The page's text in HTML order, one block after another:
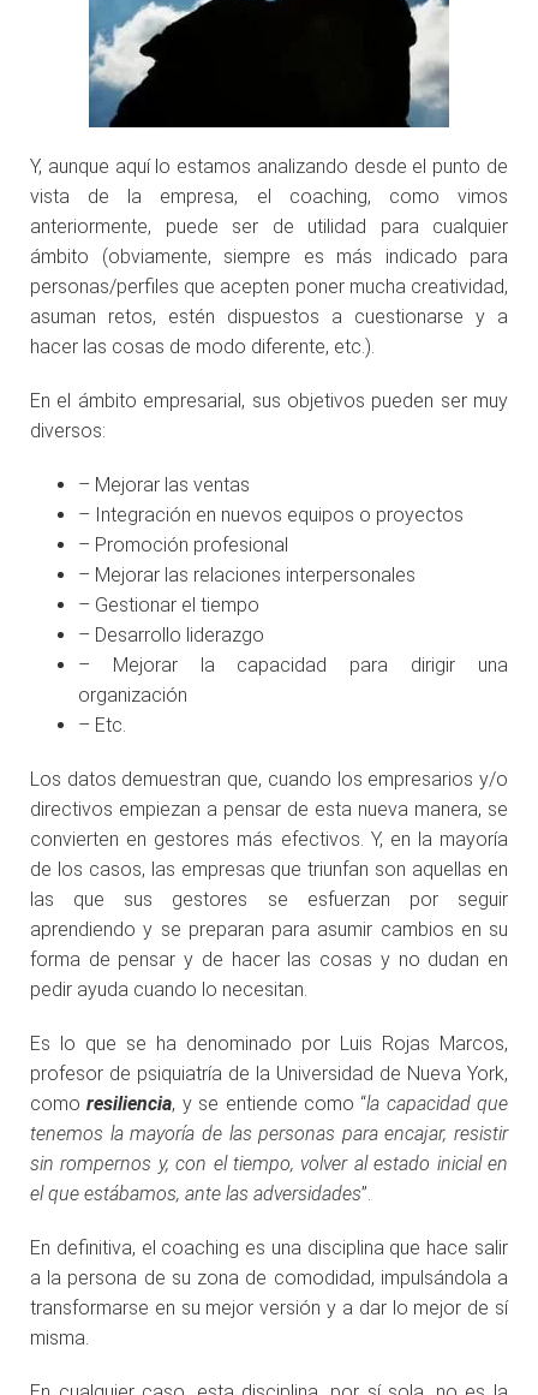
Y, aunque aquí lo estamos analizando desde el punto de
vista de la empresa, el coaching, como vimos
anteriormente, puede ser de utilidad para cualquier
ámbito (obviamente, siempre es más indicado para
personas/perfiles que acepten poner mucha creatividad,
asuman retos, estén dispuestos a cuestionarse y a
hacer las cosas de modo diferente, etc.).
En el ámbito empresarial, sus objetivos pueden ser muy
diversos:
– Mejorar las ventas
– Integración en nuevos equipos o proyectos
– Promoción profesional
– Mejorar las relaciones interpersonales
– Gestionar el tiempo
– Desarrollo liderazgo
– Mejorar la capacidad para dirigir una
organización
– Etc.
Los datos demuestran que, cuando los empresarios y/o
directivos empiezan a pensar de esta nueva manera, se
convierten en gestores más efectivos. Y, en la mayoría
de los casos, las empresas que triunfan son aquellas en
las que sus gestores se esfuerzan por seguir
aprendiendo y se preparan para asumir cambios en su
forma de pensar y de hacer las cosas y no dudan en
pedir ayuda cuando lo necesitan.
Es lo que se ha denominado por Luis Rojas Marcos,
profesor de psiquiatría de la Universidad de Nueva York,
comoresiliencia, y se entiende como “la capacidad que
tenemos la mayoría de las personas para encajar, resistir
sin rompernos y, con el tiempo, volver al estado inicial en
el que estábamos, ante las adversidades”.
En definitiva, el coaching es una disciplina que hace salir
a la persona de su zona de comodidad, impulsándola a
transformarse en su mejor versión y a dar lo mejor de sí
misma.